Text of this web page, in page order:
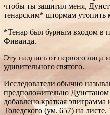
чтобы ты защитил меня,
тенарским* штормам утопить
*Тенар был бурным входом в
Фиваида.
Эту надпись от первого лица
удивительного святого.
Исследователи обычно
предположительно
добавлено краткая
Толедского (ум. 657) на листе.